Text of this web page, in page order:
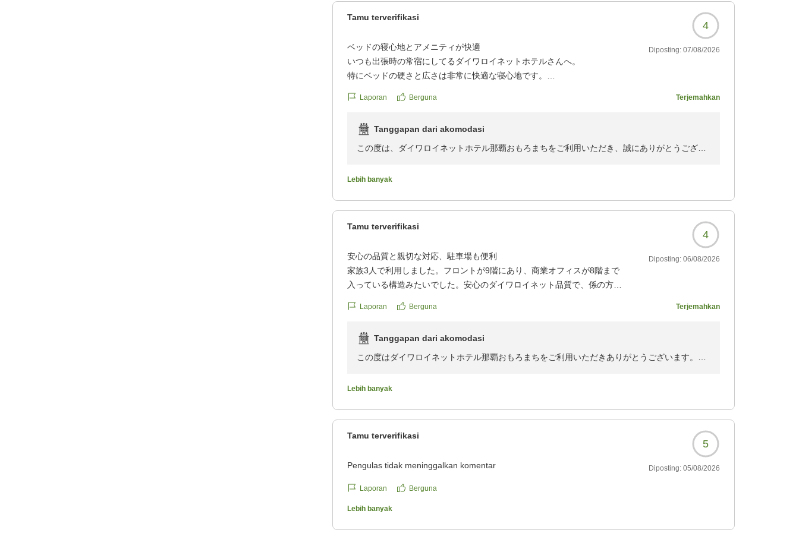
Tamu terverifikasi
4
ベッドの寝心地とアメニティが快適
いつも出張時の常宿にしてるダイワロイネットホテルさんへ。
特にベッドの硬さと広さは非常に快適な寝心地です。
アメニティバイキングもコーヒー好きの私にも助かってます。ユーザーに
また次の那覇出張時も利用させていただきます。
クチコミの詳細はこちらから
reviewId=33123478572491
Diposting: 07/08/2026
Laporan Berguna Terjemahkan
Tanggapan dari akomodasi
この度は、ダイワロイネットホテル那覇おもろまちをご利用いただき、誠にありがとうござい
また、いつも当ホテルを常宿としてご愛顧いただき、重ねて御礼申し上げます。
また、アメニティバイキングにつきましても、コーヒーをご愛飲いただいているお客様に喜ん
これからもお客様に快適にお過ごしいただけるよう、サービスの向上に努めてまいります。
また那覇へお越しの際は、ぜひ当ホテルをご利用ください。お客様のまたのお越しをスタッフ
一同心よりお待ち申し上げております。
Lebih banyak
Tamu terverifikasi
4
安心の品質と親切な対応、駐車場も便利
家族3人で利用しました。フロントが9階にあり、商業オフィスが8階まで
入っている構造みたいでした。安心のダイワロイネット品質で、係の方の
立体駐車場はチェックイン後なら何度でも出し入れ可能で便利でした。機
クチコミの詳細はこちらから
https://review.travel.rakuten.co.jp/hotel/voice/134763?
Diposting: 06/08/2026
Laporan Berguna Terjemahkan
Tanggapan dari akomodasi
この度はダイワロイネットホテル那覇おもろまちをご利用いただきありがとうございます。
今後もお客様により良いサービスがご提供出来ます様スタッフ一同努めて参りますので、また
Lebih banyak
Tamu terverifikasi
5
Pengulas tidak meninggalkan komentar Diposting: 05/08/2026
Laporan Berguna
Lebih banyak